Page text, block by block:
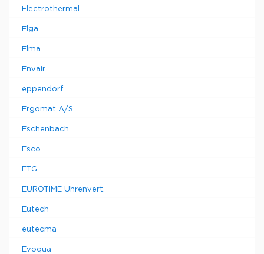
Electrothermal
Elga
Elma
Envair
eppendorf
Ergomat A/S
Eschenbach
Esco
ETG
EUROTIME Uhrenvert.
Eutech
eutecma
Evoqua